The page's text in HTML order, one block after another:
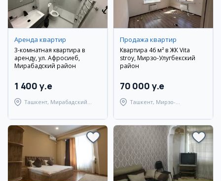
Аренда квартир
3-комнатная квартира в
аренду, ул. Афросиеб,
Мирабадский район
1 400 y.e
Ташкент, Мирабадский
Продажа квартир
Квартира 46 м² в ЖК Vita
stroy, Мирзо-Улугбекский
район
70 000 y.e
Ташкент, Мирзо-